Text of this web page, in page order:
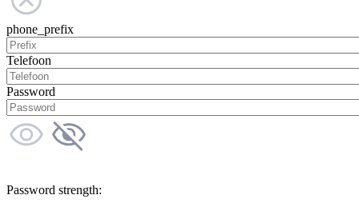
phone_prefix
Telefoon
Password
Password strength: